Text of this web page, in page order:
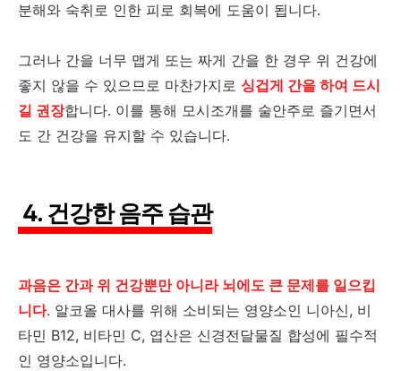
분해와 숙취로 인한 피로 회복에 도움이 됩니다.
그러나 간을 너무 맵게 또는 짜게 간을 한 경우 위 건강에
좋지 않을 수 있으므로 마찬가지로 싱겁게 간을 하여 드시
길 권장합니다. 이를 통해 모시조개를 술안주로 즐기면서
도 간 건강을 유지할 수 있습니다.
4. 건강한 음주 습관
과음은 간과 위 건강뿐만 아니라 뇌에도 큰 문제를 일으킵
니다. 알코올 대사를 위해 소비되는 영양소인 니아신, 비
타민 B12, 비타민 C, 엽산은 신경전달물질 합성에 필수적
인 영양소입니다.